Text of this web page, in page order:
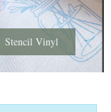
Stencil Vinyl